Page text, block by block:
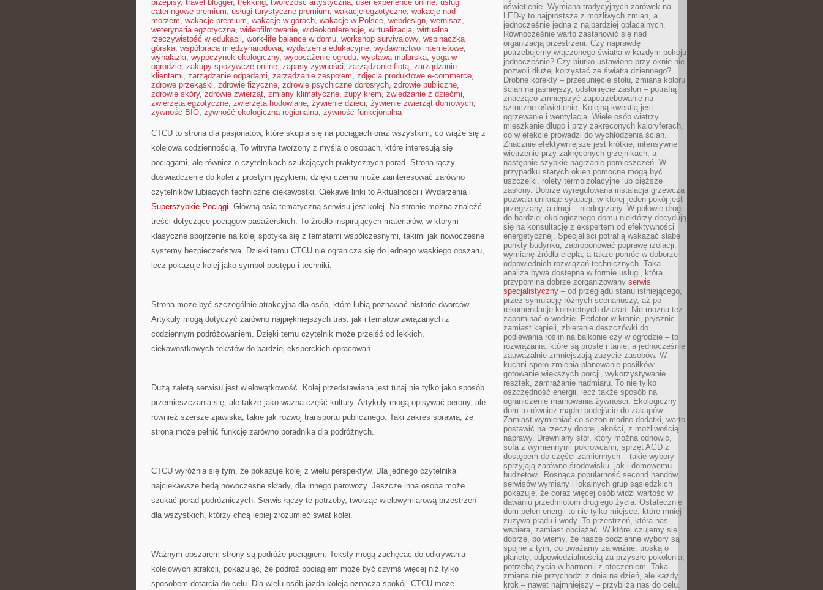
przepisy, travel blogger, trekking, twórczość artystyczna, user experience online, usługi
cateringowe premium, usługi turystyczne premium, wakacje egzotyczne, wakacje nad
morzem, wakacje premium, wakacje w górach, wakacje w Polsce, webdesign, wernisaż,
weterynaria egzotyczna, wideofilmowanie, wideokonferencje, wirtualizacja, wirtualna
rzeczywistość w edukacji, work-life balance w domu, workshop survivalowy, wspinaczka
górska, współpraca międzynarodowa, wydarzenia edukacyjne, wydawnictwo internetowe,
wynalazki, wypoczynek ekologiczny, wyposażenie ogrodu, wystawa malarska, yoga w
ogrodzie, zakupy spożywcze online, zapasy żywności, zarządzanie flotą, zarządzanie
klientami, zarządzanie odpadami, zarządzanie zespołem, zdjęcia produktowe e-commerce,
zdrowe przekąski, zdrowie fizyczne, zdrowie psychiczne dorosłych, zdrowie publiczne,
zdrowie skóry, zdrowie zwierząt, zmiany klimatyczne, zupy krem, zwiedzanie z dziećmi,
zwierzęta egzotyczne, zwierzęta hodowlane, żywienie dzieci, żywienie zwierząt domowych,
żywność BIO, żywność ekologiczna regionalna, żywność funkcjonalna
CTCU to strona dla pasjonatów, które skupia się na pociągach oraz wszystkim, co wiąże się z
kolejową codziennością. To witryna tworzony z myślą o osobach, które interesują się
pociągami, ale również o czytelnikach szukających praktycznych porad. Strona łączy
doświadczenie do kolei z prostym językiem, dzięki czemu może zainteresować zarówno
czytelników lubiących techniczne ciekawostki. Ciekawe linki to Aktualności i Wydarzenia i
Superszybkie Pociągi. Główną osią tematyczną serwisu jest kolej. Na stronie można znaleźć
treści dotyczące pociągów pasażerskich. To źródło inspirujących materiałów, w którym
klasyczne spojrzenie na kolej spotyka się z tematami współczesnymi, takimi jak nowoczesne
systemy bezpieczeństwa. Dzięki temu CTCU nie ogranicza się do jednego wąskiego obszaru,
lecz pokazuje kolej jako symbol postępu i techniki.
Strona może być szczególnie atrakcyjna dla osób, które lubią poznawać historie dworców.
Artykuły mogą dotyczyć zarówno najpiękniejszych tras, jak i tematów związanych z
codziennym podróżowaniem. Dzięki temu czytelnik może przejść od lekkich,
ciekawostkowych tekstów do bardziej eksperckich opracowań.
Dużą zaletą serwisu jest wielowątkowość. Kolej przedstawiana jest tutaj nie tylko jako sposób
przemieszczania się, ale także jako ważna część kultury. Artykuły mogą opisywać perony, ale
również szersze zjawiska, takie jak rozwój transportu publicznego. Taki zakres sprawia, że
strona może pełnić funkcję zarówno poradnika dla podróżnych.
CTCU wyróżnia się tym, że pokazuje kolej z wielu perspektyw. Dla jednego czytelnika
najciekawsze będą nowoczesne składy, dla innego parowozy. Jeszcze inna osoba może
szukać porad podróżniczych. Serwis łączy te potrzeby, tworząc wielowymiarową przestrzeń
dla wszystkich, którzy chcą lepiej zrozumieć świat kolei.
Ważnym obszarem strony są podróże pociągiem. Teksty mogą zachęcać do odkrywania
kolejowych atrakcji, pokazując, że podróż pociągiem może być czymś więcej niż tylko
sposobem dotarcia do celu. Dla wielu osób jazda koleją oznacza spokój. CTCU może
oświetlenie. Wymiana tradycyjnych żarówek na
LED-y to najprostsza z możliwych zmian, a
jednocześnie jedna z najbardziej opłacalnych.
Równocześnie warto zastanowić się nad
organizacją przestrzeni. Czy naprawdę
potrzebujemy włączonego światła w każdym pokoju
jednocześnie? Czy biurko ustawione przy oknie nie
pozwoli dłużej korzystać ze światła dziennego?
Drobne korekty – przesunięcie stołu, zmiana koloru
ścian na jaśniejszy, odsłonięcie zasłon – potrafią
znacząco zmniejszyć zapotrzebowanie na
sztuczne oświetlenie. Kolejną kwestią jest
ogrzewanie i wentylacja. Wiele osób wietrzy
mieszkanie długo i przy zakręconych kaloryferach,
co w efekcie prowadzi do wychłodzenia ścian.
Znacznie efektywniejsze jest krótkie, intensywne
wietrzenie przy zakręconych grzejnikach, a
następnie szybkie nagrzanie pomieszczeń. W
przypadku starych okien pomocne mogą być
uszczelki, rolety termoizolacyjne lub cięższe
zasłony. Dobrze wyregulowana instalacja grzewcza
pozwala uniknąć sytuacji, w której jeden pokój jest
przegrzany, a drugi – niedogrzany. W połowie drogi
do bardziej ekologicznego domu niektórzy decydują
się na konsultację z ekspertem od efektywności
energetycznej. Specjaliści potrafią wskazać słabe
punkty budynku, zaproponować poprawę izolacji,
wymianę źródła ciepła, a także pomóc w doborze
odpowiednich rozwiązań technicznych. Taka
analiza bywa dostępna w formie usługi, która
przypomina dobrze zorganizowany serwis
specjalistyczny – od przeglądu stanu istniejącego,
przez symulację różnych scenariuszy, aż po
rekomendacje konkretnych działań. Nie można też
zapominać o wodzie. Perlator w kranie, prysznic
zamiast kąpieli, zbieranie deszczówki do
podlewania roślin na balkonie czy w ogrodzie – to
rozwiązania, które są proste i tanie, a jednocześnie
zauważalnie zmniejszają zużycie zasobów. W
kuchni sporo zmienia planowanie posiłków:
gotowanie większych porcji, wykorzystywanie
resztek, zamrażanie nadmiaru. To nie tylko
oszczędność energii, lecz także sposób na
ograniczenie marnowania żywności. Ekologiczny
dom to również mądre podejście do zakupów.
Zamiast wymieniać co sezon modne dodatki, warto
postawić na rzeczy dobrej jakości, z możliwością
naprawy. Drewniany stół, który można odnowić,
sofa z wymiennymi pokrowcami, sprzęt AGD z
dostępem do części zamiennych – takie wybory
sprzyjają zarówno środowisku, jak i domowemu
budżetowi. Rosnąca popularność second handów,
serwisów wymiany i lokalnych grup sąsiedzkich
pokazuje, że coraz więcej osób widzi wartość w
dawaniu przedmiotom drugiego życia. Ostatecznie
dom pełen energii to nie tylko miejsce, które mniej
zużywa prądu i wody. To przestrzeń, która nas
wspiera, zamiast obciążać. W której czujemy się
dobrze, bo wiemy, że nasze codzienne wybory są
spójne z tym, co uważamy za ważne: troską o
planetę, odpowiedzialnością za przyszłe pokolenia,
potrzebą życia w harmonii z otoczeniem. Taka
zmiana nie przychodzi z dnia na dzień, ale każdy
krok – nawet najmniejszy – przybliża nas do celu.